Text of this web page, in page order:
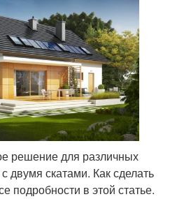
решение для различных
двумя скатами. Как сделать
подробности в этой статье.